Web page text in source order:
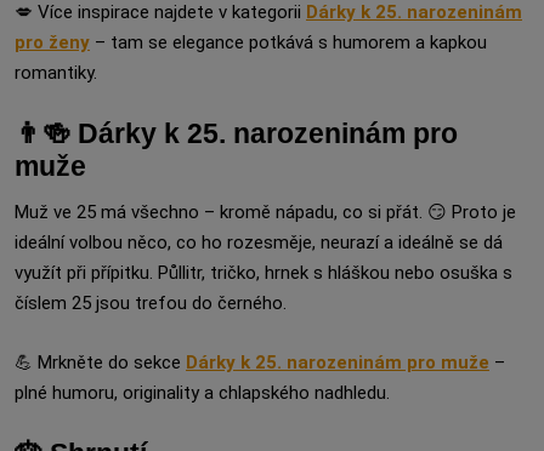
💋 Více inspirace najdete v kategorii Dárky k 25. narozeninám
pro ženy – tam se elegance potkává s humorem a kapkou
romantiky.
👨🍻 Dárky k 25. narozeninám pro
muže
Muž ve 25 má všechno – kromě nápadu, co si přát. 😏 Proto je
ideální volbou něco, co ho rozesměje, neurazí a ideálně se dá
využít při přípitku. Půllitr, tričko, hrnek s hláškou nebo osuška s
číslem 25 jsou trefou do černého.
💪 Mrkněte do sekce Dárky k 25. narozeninám pro muže –
plné humoru, originality a chlapského nadhledu.